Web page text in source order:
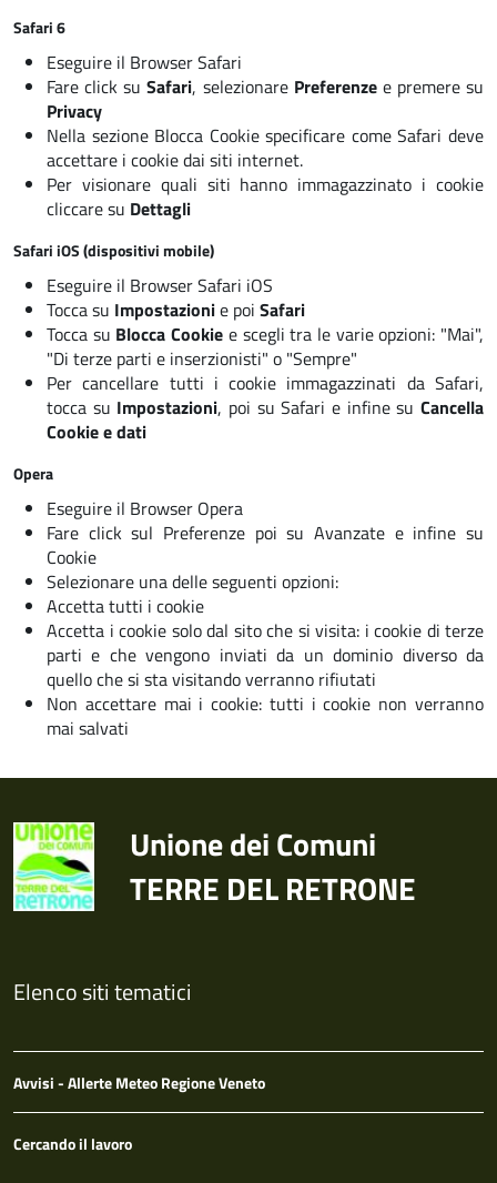
Safari 6
Eseguire il Browser Safari
Fare click suSafari, selezionare Preferenzee premere su
Privacy
Nella sezione Blocca Cookie specificare come Safari deve
accettare i cookie dai siti internet.
Per visionare quali siti hanno immagazzinato i cookie
cliccare su Dettagli
Safari iOS (dispositivi mobile)
Eseguire il Browser Safari iOS
Tocca su Impostazionie poi Safari
Tocca su Blocca Cookie e scegli tra le varie opzioni: "Mai",
"Di terze parti e inserzionisti" o "Sempre"
Per cancellare tutti i cookie immagazzinati da Safari,
tocca su Impostazioni, poi suSafari e infine suCancella
Cookie e dati
Opera
Eseguire il Browser Opera
Fare click sul Preferenze poi su Avanzate e infine su
Cookie
Selezionare una delle seguenti opzioni:
Accetta tutti i cookie
Accetta i cookie solo dal sito che si visita: i cookie di terze
parti e che vengono inviati da un dominio diverso da
quello che si sta visitando verranno rifiutati
Non accettare mai i cookie: tutti i cookie non verranno
mai salvati
Unione dei Comuni
TERRE DEL RETRONE
Elenco siti tematici
Avvisi - Allerte Meteo Regione Veneto
Cercando il lavoro